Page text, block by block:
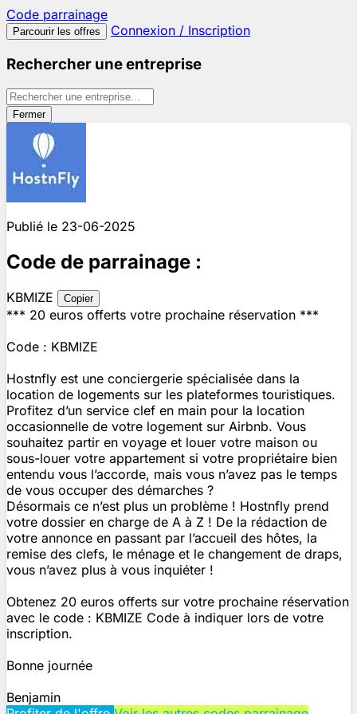
Code parrainage
Parcourir les offres Connexion / Inscription
Rechercher une entreprise
Fermer
Publié le 23-06-2025
Code de parrainage :
KBMIZE Copier
*** 20 euros offerts votre prochaine réservation ***
Code : KBMIZE
Hostnfly est une conciergerie spécialisée dans la
location de logements sur les plateformes touristiques.
Profitez d’un service clef en main pour la location
occasionnelle de votre logement sur Airbnb. Vous
souhaitez partir en voyage et louer votre maison ou
sous-louer votre appartement si votre propriétaire bien
entendu vous l’accorde, mais vous n’avez pas le temps
de vous occuper des démarches ?
Désormais ce n’est plus un problème ! Hostnfly prend
votre dossier en charge de A à Z ! De la rédaction de
votre annonce en passant par l’accueil des hôtes, la
remise des clefs, le ménage et le changement de draps,
vous n’avez plus à vous inquiéter !
Obtenez 20 euros offerts sur votre prochaine réservation
avec le code : KBMIZE Code à indiquer lors de votre
inscription.
Bonne journée
Benjamin